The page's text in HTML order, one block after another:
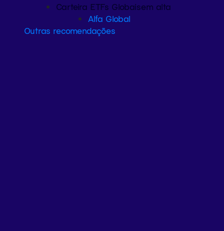
Carteira ETFs Globaisem alta
Alfa Global
Outras recomendações